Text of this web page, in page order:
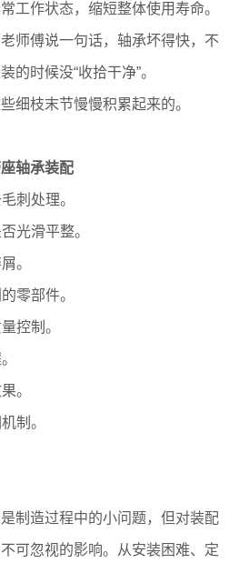
工作状态，缩短整体使用寿命。
师傅说一句话，轴承坏得快，不
的时候没“收拾干净”。
细枝末节慢慢积累起来的。
轴承装配
刺处理。
光滑平整。
。
零部件。
控制。
。
制。
制造过程中的小问题，但对装配
可忽视的影响。从安装困难、定